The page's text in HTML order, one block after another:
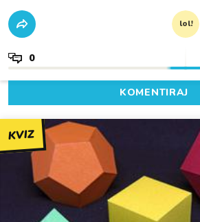
lol!
0
KOMENTIRAJ
KVIZ